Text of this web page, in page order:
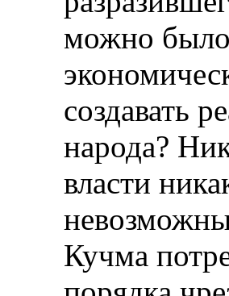
можно
создавать
народа?
власти
Кучма